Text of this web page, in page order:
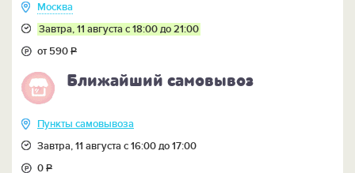
Москва
Завтра, 11 августа с 18:00 до 21:00
от 590Р
Ближайший самовывоз
Пункты самовывоза
Завтра, 11 августа с 16:00 до 17:00
0Р